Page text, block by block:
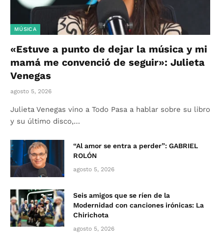
MÚSICA
«Estuve a punto de dejar la música y mi
mamá me convenció de seguir»: Julieta
Venegas
agosto 5, 2026
Julieta Venegas vino a Todo Pasa a hablar sobre su libro
y su último disco,…
“Al amor se entra a perder”: GABRIEL
ROLÓN
agosto 5, 2026
Seis amigos que se ríen de la
Modernidad con canciones irónicas: La
Chirichota
agosto 5, 2026